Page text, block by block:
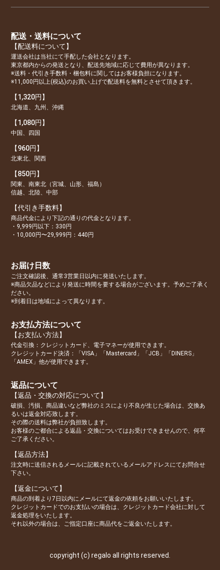
配送・送料について
【配送料について】
運送会社は当社にて手配した会社となります。
東京都内からの発送となり、配送先地域に応じて費用が異なります。
※送料・代引き手数料・梱包料に関してはお客様負担になります。
※11,000円以上(税込)のお買い上げで配送料を無料とさせて頂きます。
【1,320円】
北海道、九州、沖縄
【1,080円】
中国、四国
【960円】
北東北、関西
【850円】
関東、南東北（宮城、山形、福島）
信越、北陸、中部
【代引き手数料】
商品代金により下記の通りの代金となります。
・9,999円以下：330円
・10,000円〜29,999円：440円
お届け日数
ご注文確認後、通常3営業日以内に発送いたします。
※商品欠品などにより発送に時間を要する場合がございます。予めご了承く
ださい。
※到着日は地域によって異なります。
お支払方法について
【お支払い方法】
代金引換：クレジットカード、電子マネーが使用できます。
クレジットカード決済：「VISA」「Mastercard」「JCB」「DINERS」
「AMEX」他が使用できます。
返品について
【返品・交換の対応について】
破損、汚損、商品違いなど弊社のミスにより不良が生じた場合は、交換あ
るいは返金対応致します。
その際の送料は弊社が負担致します。
お客様のご都合による返品・交換についてはお受けできませんので、何卒
ご了承ください。
【返品方法】
注文時に送信されるメールに記載されているメールアドレスにてお問合せ
下さい。
【返金について】
商品の到着より7日以内にメールにて返金の依頼をお願いいたします。
クレジットカードでのお支払いの場合は、クレジットカード会社に対して
返金処理をいたします。
それ以外の場合は、ご指定口座に商品代をご返金いたします。
copyright (c) regalo all rights reserved.